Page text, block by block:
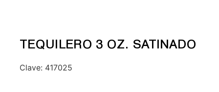
TEQUILERO 3 OZ. SATINADO
Clave: 417025